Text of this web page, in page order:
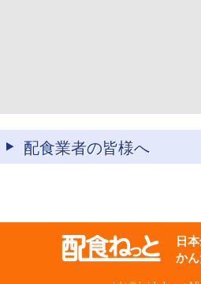
配食業者の皆様へ
日
かん